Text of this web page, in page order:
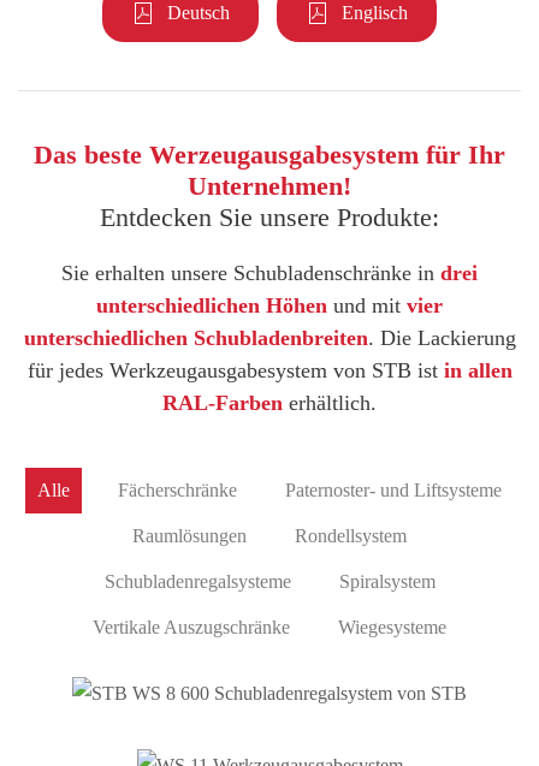
Deutsch Englisch
Das beste Werzeugausgabesystem für Ihr
Unternehmen!
Entdecken Sie unsere Produkte:
Sie erhalten unsere Schubladenschränke in drei
unterschiedlichen Höhen und mit vier
unterschiedlichen Schubladenbreiten. Die Lackierung
für jedes Werkzeugausgabesystem von STB ist in allen
RAL-Farben erhältlich.
Alle Fächerschränke Paternoster- und Liftsysteme
Raumlösungen Rondellsystem
Schubladenregalsysteme Spiralsystem
Vertikale Auszugschränke Wiegesysteme